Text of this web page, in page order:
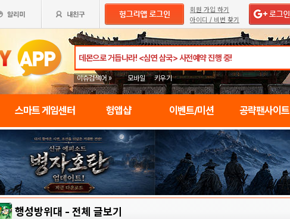
회원 가입 하기
아이디 / 비번 찾기
이슈검색어 » 모바일 키우기
스마트 게임센터 헝앱샵 이벤트/미션 공략팬사이트
행성방위대 - 전체 글보기